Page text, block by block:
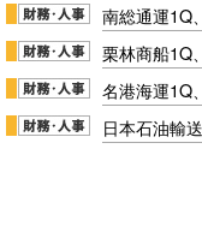
南総通運1Q
栗林商船1Q
名港海運1Q
日本石油輸